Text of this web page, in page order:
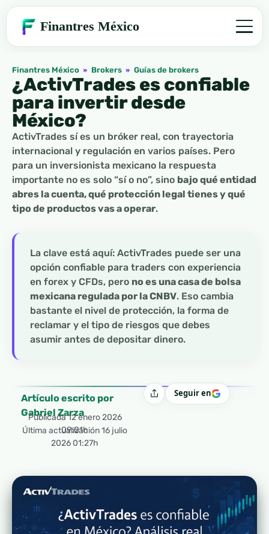
Finantres México
Finantres México » Brokers » Guías de brokers
¿ActivTrades es confiable
para invertir desde
México?
ActivTrades sí es un bróker real, con trayectoria
internacional y regulación en varios países. Pero
para un inversionista mexicano la respuesta
importante no es solo “sí o no”, sino bajo qué entidad
abres la cuenta, qué protección legal tienes y qué
tipo de productos vas a operar.
La clave está aquí: ActivTrades puede ser una
opción confiable para traders con experiencia
en forex y CFDs, pero no es una casa de bolsa
mexicana regulada por la CNBV. Eso cambia
bastante el nivel de protección, la forma de
reclamar y el tipo de riesgos que debes
asumir antes de depositar dinero.
Artículo escrito por
Gabriel Zarza
Publicada12 enero 2026
09:01h
Última actualización 16 julio
2026 01:27h
CompartirSeguir en